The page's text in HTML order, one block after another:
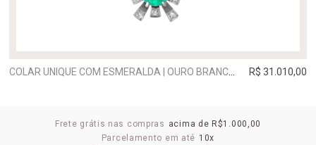
R$ 31.010,00
Frete grátis nas compras acima de R$1.000,00
Parcelamento em até 10x